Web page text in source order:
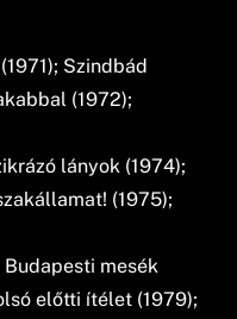
Szindbád
(1972);
lányok (1974);
(1975);
mesék
előtti ítélet (1979);